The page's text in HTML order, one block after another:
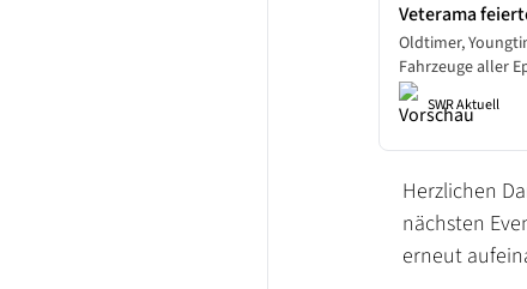
Veterama
Liebhaber,
Händler
Oldtimer,
Fahrzeuge aller
gibt es auf der
konnten Hobby-
SWR Aktuell
Herzlichen
nächsten
erneut